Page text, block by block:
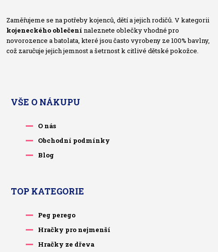
Zaměřujeme se na potřeby kojenců, dětí a jejich rodičů. V kategorii
kojeneckého oblečení naleznete oblečky vhodné pro
novorozence a batolata, které jsou často vyrobeny ze 100% bavlny,
což zaručuje jejich jemnost a šetrnost k citlivé dětské pokožce.
VŠE O NÁKUPU
O nás
Obchodní podmínky
Blog
TOP KATEGORIE
Peg perego
Hračky pro nejmenší
Hračky ze dřeva